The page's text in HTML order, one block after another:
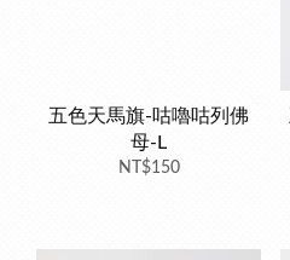
五色天馬旗-咕嚕咕列佛
母-L
NT$150